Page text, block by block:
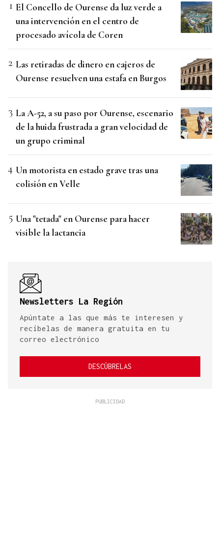
El Concello de Ourense da luz verde a
una intervención en el centro de
procesado avícola de Coren
Las retiradas de dinero en cajeros de
Ourense resuelven una estafa en Burgos
La A-52, a su paso por Ourense, escenario
de la huida frustrada a gran velocidad de
un grupo criminal
Un motorista en estado grave tras una
colisión en Velle
Una "tetada" en Ourense para hacer
visible la lactancia
Newsletters La Región
Apúntate a las que más te interesen y
recíbelas de manera gratuita en tu
correo electrónico
DESCÚBRELAS